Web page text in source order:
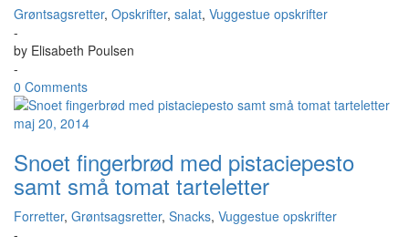
Grøntsagsretter, Opskrifter, salat, Vuggestue opskrifter
-
by Elisabeth Poulsen
-
0 Comments
maj 20, 2014
Snoet fingerbrød med pistaciepesto
samt små tomat tarteletter
Forretter, Grøntsagsretter, Snacks, Vuggestue opskrifter
-